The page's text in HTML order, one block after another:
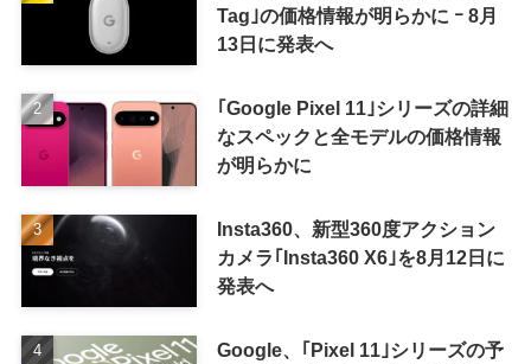
Tag｣の価格情報が明らかに ｰ 8月
13日に発表へ
｢Google Pixel 11｣シリーズの詳細
なスペックと全モデルの価格情報
が明らかに
Insta360、新型360度アクション
カメラ｢Insta360 X6｣を8月12日に
発表へ
Google、｢Pixel 11｣シリーズの予